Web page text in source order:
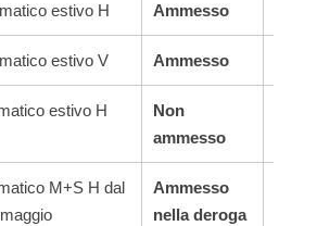
estivo H Ammesso
estivo V Ammesso
estivo H
Non
ammesso
M+S H dal
Ammesso
nella deroga